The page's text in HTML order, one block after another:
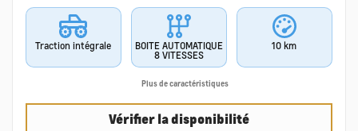
Traction intégrale
BOITE AUTOMATIQUE
8 VITESSES
10 km
Plus de caractéristiques
Vérifier la disponibilité